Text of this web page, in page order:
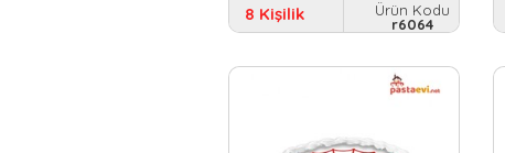
8 Kişilik
Ürün Kodu
r6064